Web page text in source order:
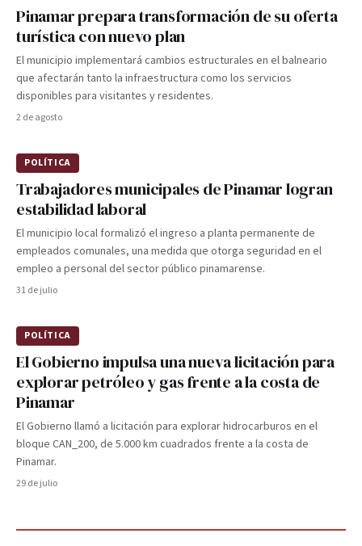
Pinamar prepara transformación de su oferta
turística con nuevo plan
El municipio implementará cambios estructurales en el balneario
que afectarán tanto la infraestructura como los servicios
disponibles para visitantes y residentes.
2 de agosto
POLÍTICA
Trabajadores municipales de Pinamar logran
estabilidad laboral
El municipio local formalizó el ingreso a planta permanente de
empleados comunales, una medida que otorga seguridad en el
empleo a personal del sector público pinamarense.
31 de julio
POLÍTICA
El Gobierno impulsa una nueva licitación para
explorar petróleo y gas frente a la costa de
Pinamar
El Gobierno llamó a licitación para explorar hidrocarburos en el
bloque CAN_200, de 5.000 km cuadrados frente a la costa de
Pinamar.
29 de julio